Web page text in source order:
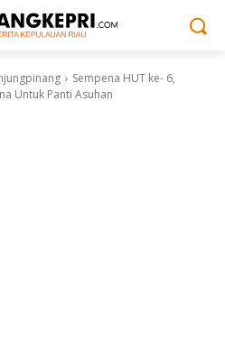
Sempena HUT ke- 6,
Untuk Panti Asuhan